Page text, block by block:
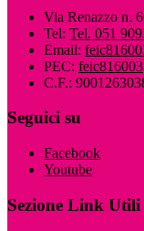
Via Renazzo n.
Tel: Tel. 051
Email:
PEC:
C.F.:
Seguici su
Facebook
Youtube
Sezione Link Utili